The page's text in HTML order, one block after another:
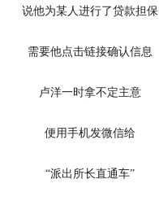
说他为某人进行了贷款担保
需要他点击链接确认信息
卢洋一时拿不定主意
便用手机发微信给
“派出所长直通车”